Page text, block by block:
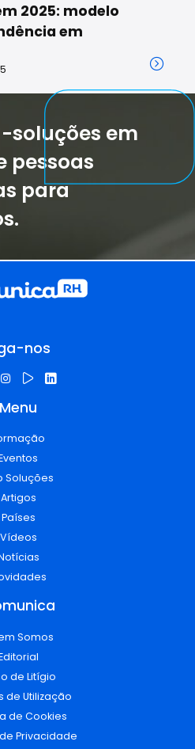
2025: modelo
em
soluções em
pessoas
para
nos
Menu
Soluções
Artigos
Países
Vídeos
Somos
de Litígio
de Utilização
de Cookies
Privacidade